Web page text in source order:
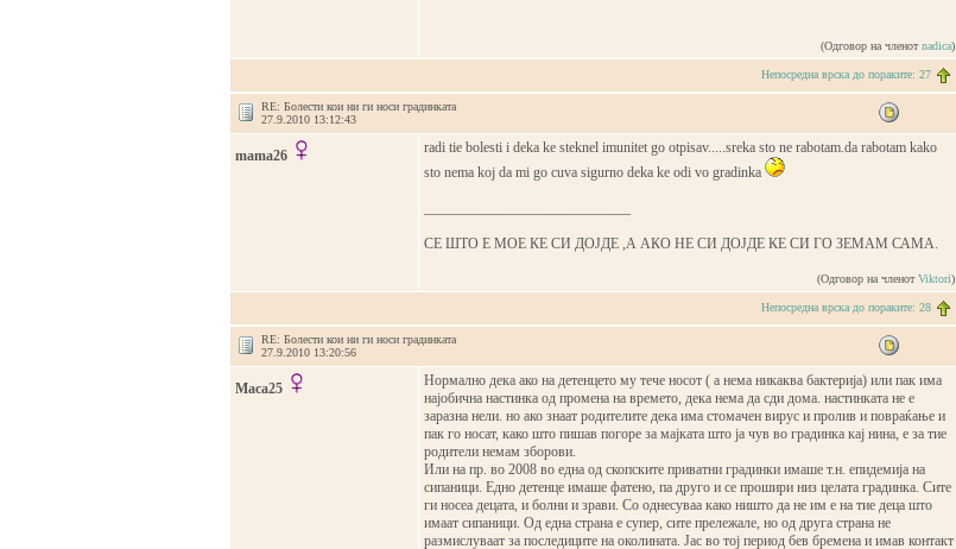
(Одговор на членотnadica)
Непосредна врска до пораките: 27
RE: Болести кои ни ги носи градинката
27.9.2010 13:12:43
mama26
radi tie bolesti i deka ke steknel imunitet go otpisav.....sreka sto ne rabotam.da rabotam kako
sto nema koj da mi go cuva sigurno deka ke odi vo gradinka
СЕ ШТО Е МОЕ КЕ СИ ДОЈДЕ ,А АКО НЕ СИ ДОЈДЕ КЕ СИ ГО ЗЕМАМ САМА.
(Одговор на членотViktori)
Непосредна врска до пораките: 28
RE: Болести кои ни ги носи градинката
27.9.2010 13:20:56
Maca25
Нормално дека ако на детенцето му тече носот ( а нема никаква бактерија) или пак има
најобична настинка од промена на времето, дека нема да сди дома. настинката не е
заразна нели. но ако знаат родителите дека има стомачен вирус и пролив и повраќање и
пак го носат, како што пишав погоре за мајката што ја чув во градинка кај нина, е за тие
родители немам зборови.
Или на пр. во 2008 во една од скопските приватни градинки имаше т.н. епидемија на
сипаници. Едно детенце имаше фатено, па друго и се прошири низ целата градинка. Сите
ги носеа децата, и болни и зрави. Со однесуваа како ништо да не им е на тие деца што
имаат сипаници. Од една страна е супер, сите прележале, но од друга страна не
размислуваат за последиците на околината. Јас во тој период бев бремена и имав контакт